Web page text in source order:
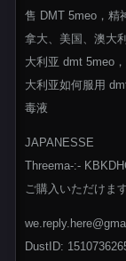
售 DMT 5meo，精
拿大、美国、澳大
大利亚 dmt 5meo
大利亚如何服用
毒液
JAPANESSE
Threema-:-
ご購入いただけます
DustID: